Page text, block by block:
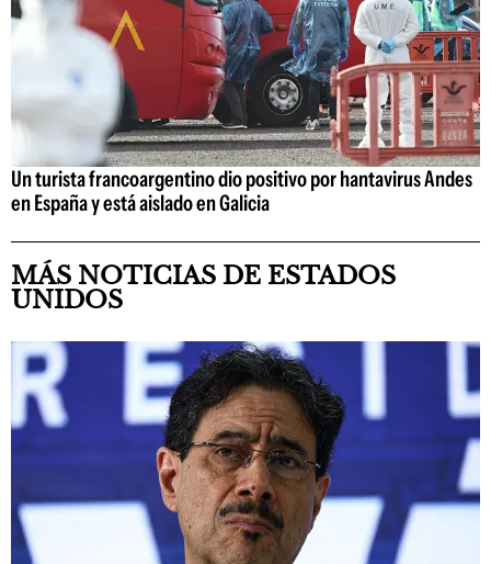
Un turista francoargentino dio positivo por hantavirus Andes
en España y está aislado en Galicia
MÁS NOTICIAS DE ESTADOS
UNIDOS